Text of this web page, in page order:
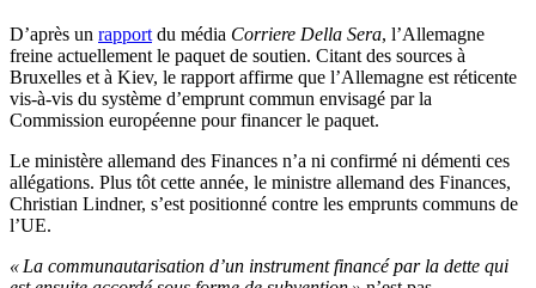
D’après un rapport du média Corriere Della Sera, l’Allemagne
freine actuellement le paquet de soutien. Citant des sources à
Bruxelles et à Kiev, le rapport affirme que l’Allemagne est réticente
vis-à-vis du système d’emprunt commun envisagé par la
Commission européenne pour financer le paquet.
Le ministère allemand des Finances n’a ni confirmé ni démenti ces
allégations. Plus tôt cette année, le ministre allemand des Finances,
Christian Lindner, s’est positionné contre les emprunts communs de
l’UE.
« La communautarisation d’un instrument financé par la dette qui